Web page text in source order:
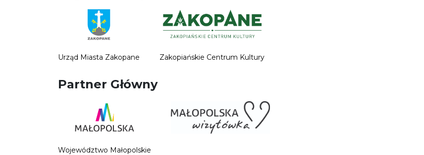
Urząd Miasta Zakopane Zakopiańskie Centrum Kultury
Partner Główny
Województwo Małopolskie